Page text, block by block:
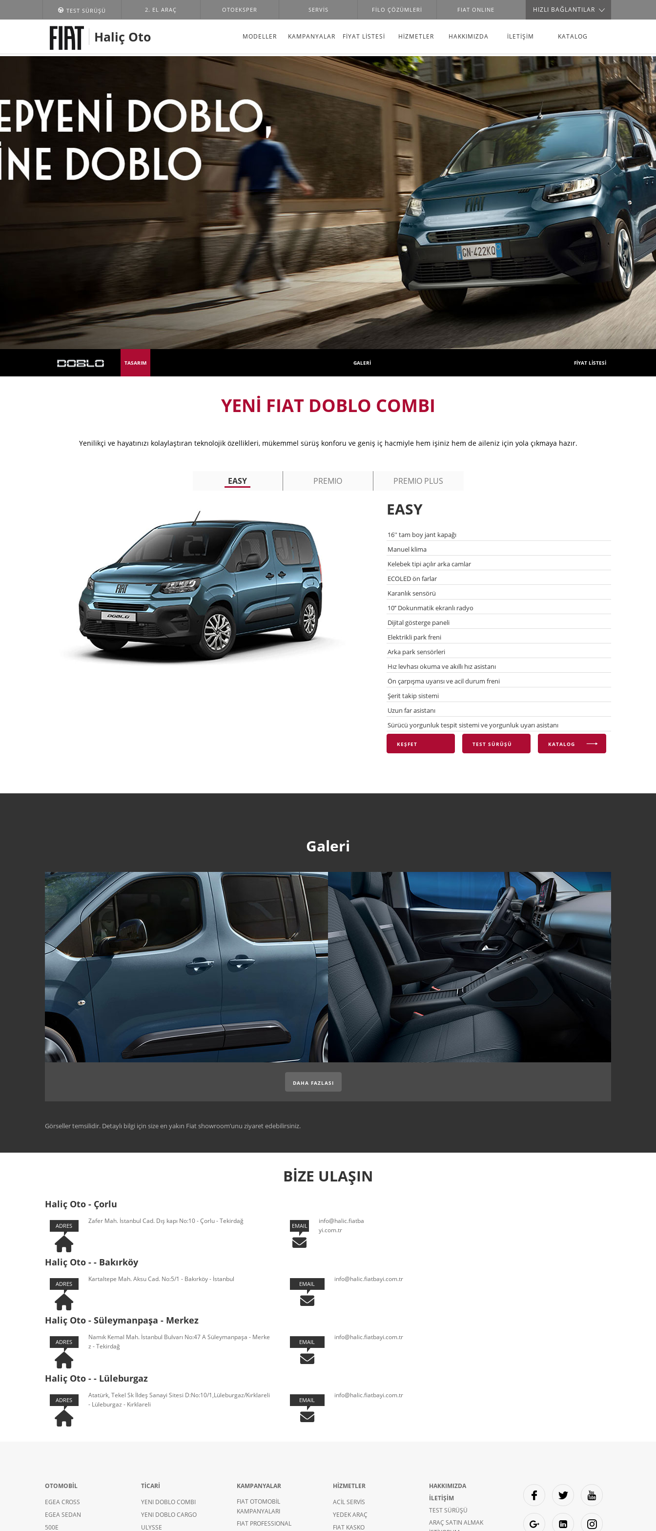
TEST SÜRÜŞÜ 2. EL ARAÇ OTOEKSPER SERVIS FILO ÇÖZÜMLERI FIAT ONLINE HIZLI BAĞLANTILAR
Haliç Oto MODELLER KAMPANYALAR FİYAT LİSTESİ HIZMETLER HAKKIMIZDA İLETİŞİM KATALOG
TASARIM GALERİ FİYAT LİSTESİ
YENİ FIAT DOBLO COMBI
Yenilikçi ve hayatınızı kolaylaştıran teknolojik özellikleri, mükemmel sürüş konforu ve geniş iç hacmiyle hem işiniz hem de aileniz için yola çıkmaya hazır.
EASY PREMIO PREMIO PLUS
EASY
16'' tam boy jant kapağı
Manuel klima
Kelebek tipi açılır arka camlar
ECOLED ön farlar
Karanlık sensörü
10’’ Dokunmatik ekranlı radyo
Dijital gösterge paneli
Elektrikli park freni
Arka park sensörleri
Hız levhası okuma ve akıllı hız asistanı
Ön çarpışma uyarısı ve acil durum freni
Şerit takip sistemi
Uzun far asistanı
Sürücü yorgunluk tespit sistemi ve yorgunluk uyarı asistanı
KEŞFET TEST SÜRÜŞÜ KATALOG
Galeri
DAHA FAZLASI
Görseller temsilidir. Detaylı bilgi için size en yakın Fiat showroom’unu ziyaret edebilirsiniz.
BİZE ULAŞIN
Haliç Oto - Çorlu
ADRES
Zafer Mah. İstanbul Cad. Dış kapı No:10 - Çorlu - Tekirdağ
EMAIL
info@halic.fiatba
yi.com.tr
Haliç Oto - - Bakırköy
ADRES
Kartaltepe Mah. Aksu Cad. No:5/1 - Bakırköy - İstanbul
EMAIL
info@halic.fiatbayi.com.tr
Haliç Oto - Süleymanpaşa - Merkez
ADRES
Namık Kemal Mah. İstanbul Bulvarı No:47 A Süleymanpaşa - Merke
z - Tekirdağ
EMAIL
info@halic.fiatbayi.com.tr
Haliç Oto - - Lüleburgaz
ADRES
Atatürk, Tekel Sk İldeş Sanayi Sitesi D:No:10/1,Lüleburgaz/Kırklareli
- Lüleburgaz - Kırklareli
EMAIL
info@halic.fiatbayi.com.tr
OTOMOBİL
EGEA CROSS
EGEA SEDAN
500E
TİCARİ
YENI DOBLO COMBI
YENI DOBLO CARGO
ULYSSE
KAMPANYALAR
FIAT OTOMOBİL
KAMPANYALARI
FIAT PROFESSIONAL
HİZMETLER
ACİL SERVİS
YEDEK ARAÇ
FIAT KASKO
HAKKIMIZDA
İLETİŞİM
TEST SÜRÜŞÜ
ARAÇ SATIN ALMAK